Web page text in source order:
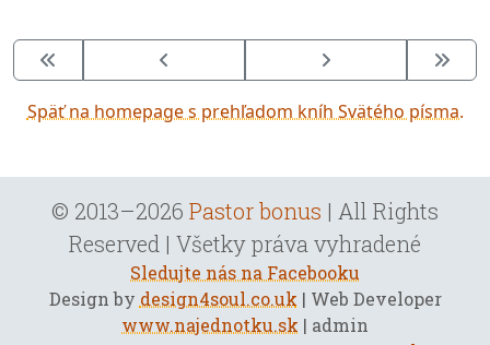
Späť na homepage s prehľadom kníh Svätého písma.
© 2013–2026 Pastor bonus | All Rights
Reserved | Všetky práva vyhradené
Sledujte nás na Facebooku
Design by design4soul.co.uk | Web Developer
www.najednotku.sk | admin